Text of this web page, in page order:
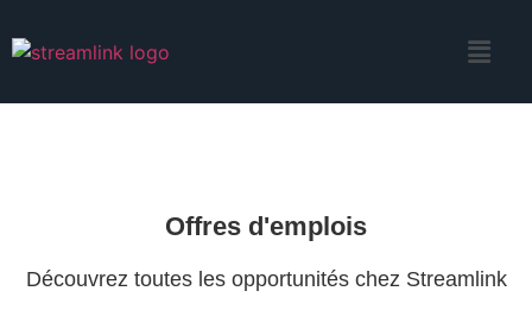
DECOUVREZ TOUTES
NOS OFFRES D'EMPLOI
Offres d'emplois
Découvrez toutes les opportunités chez Streamlink